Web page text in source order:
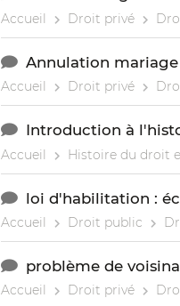
Accueil Droit privé
Annulation mariage
Accueil Droit privé
Introduction à
Accueil Histoire du droit
loi d'habilitation :
Accueil Droit public
problème de
Accueil Droit privé